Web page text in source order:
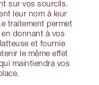
sur vos sourcils.
leur nom à leur
traitement permet
donnant à vos
et fournie
le même effet
maintiendra vos